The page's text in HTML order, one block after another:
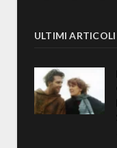
ULTIMI ARTICOLI